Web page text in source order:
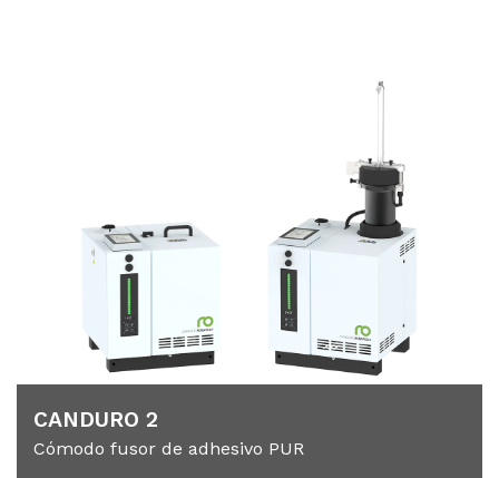
CAN­DU­RO 2
Cómodo fusor de adhesivo PUR